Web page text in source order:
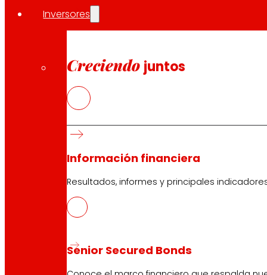
Inversores
Creciendo juntos
Información financiera
Resultados, informes y principales
Senior Secured Bonds
y sugerencias de recetas de aprovechamiento para
AECOC, coincidiendo con Día Internacional de
Compartir en: